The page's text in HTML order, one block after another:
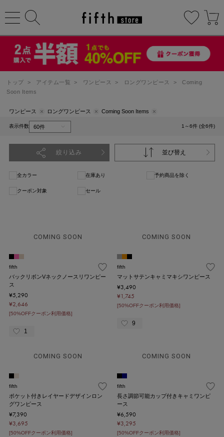
トップ > アイテム一覧 > ワンピース > ロングワンピース >
Coming
Soon Items
ワンピース ロングワンピース Coming Soon Items
表示件数 1～6件 (全6件)
絞り込み 並び替え
全カラー 在庫あり 予約商品を除く
クーポン対象 セール
COMING SOON
fifth
バックリボンVネックノースリワンピー
ス
¥5,290
¥2,646
[50%OFFクーポン利用価格]
1
COMING SOON
fifth
マットサテンキャミマキシワンピース
¥3,490
¥1,745
[50%OFFクーポン利用価格]
9
COMING SOON
fifth
ポケット付きレイヤードデザインロン
グワンピース
¥7,390
¥3,695
[50%OFFクーポン利用価格]
COMING SOON
fifth
長さ調節可能カップ付きキャミワンピ
ース
¥6,590
¥3,295
[50%OFFクーポン利用価格]